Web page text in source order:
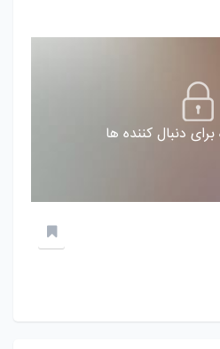
دنبال کننده ها